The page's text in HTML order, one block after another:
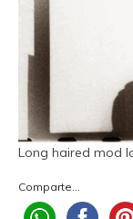
Long haired mod
Comparte...